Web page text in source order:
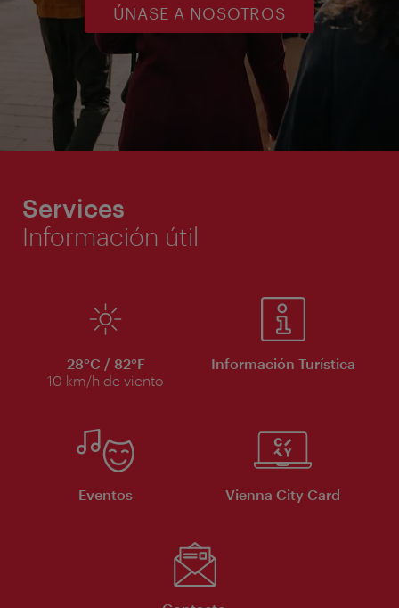
ÚNASE A NOSOTROS
Services
Información útil
28°C / 82°F
10 km/h de viento
Información Turística
Eventos Vienna City Card